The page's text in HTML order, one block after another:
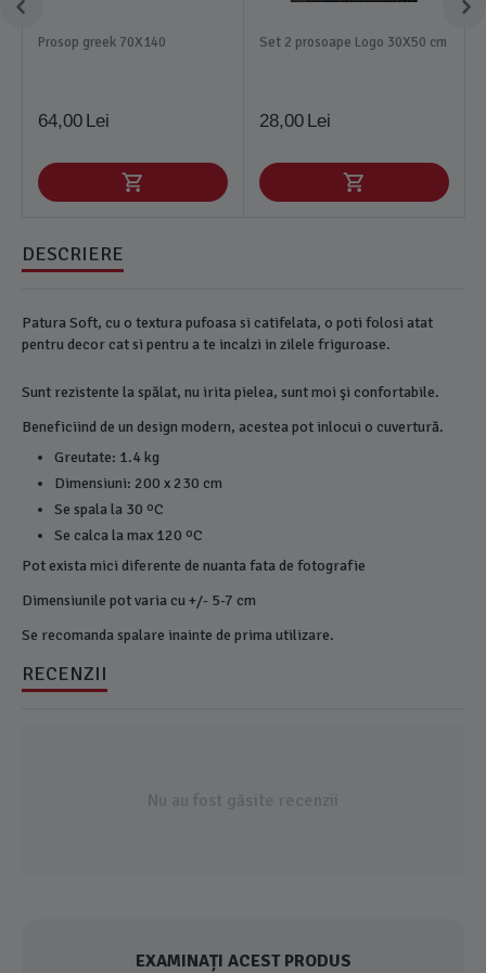
Prosop greek 70X140
64,00 Lei
Set 2 prosoape Logo 30X50 cm
28,00 Lei
DESCRIERE
Patura Soft, cu o textura pufoasa si catifelata, o poti folosi atat
pentru decor cat si pentru a te incalzi in zilele friguroase.
Sunt rezistente la spălat, nu irita pielea, sunt moi şi confortabile.
Beneficiind de un design modern, acestea pot inlocui o cuvertură.
Greutate: 1.4 kg
Dimensiuni: 200 x 230 cm
Se spala la 30 ºC
Se calca la max 120 ºC
Pot exista mici diferente de nuanta fata de fotografie
Dimensiunile pot varia cu +/- 5-7 cm
Se recomanda spalare inainte de prima utilizare.
RECENZII
Nu au fost găsite recenzii
EXAMINAȚI ACEST PRODUS